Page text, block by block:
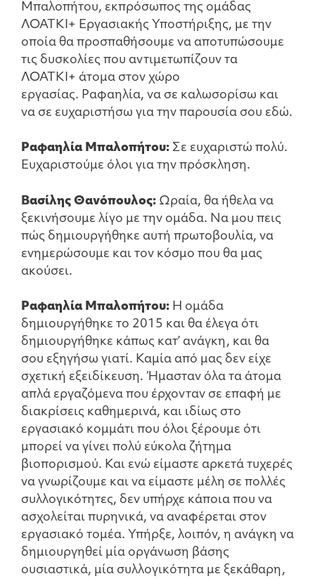
Μπαλοπήτου, εκπρόσωπος της ομάδας
ΛΟΑΤΚΙ+ Εργασιακής Υποστήριξης, με την
οποία θα προσπαθήσουμε να αποτυπώσουμε
τις δυσκολίες που αντιμετωπίζουν τα
ΛΟΑΤΚΙ+ άτομα στον χώρο
εργασίας. Ραφαηλία, να σε καλωσορίσω και
να σε ευχαριστήσω για την παρουσία σου εδώ.
Ραφαηλία Μπαλοπήτου: Σε ευχαριστώ πολύ.
Ευχαριστούμε όλοι για την πρόσκληση.
Βασίλης Θανόπουλος: Ωραία, θα ήθελα να
ξεκινήσουμε λίγο με την ομάδα. Να μου πεις
πώς δημιουργήθηκε αυτή πρωτοβουλία, να
ενημερώσουμε και τον κόσμο που θα μας
ακούσει.
Ραφαηλία Μπαλοπήτου: Η ομάδα
δημιουργήθηκε το 2015 και θα έλεγα ότι
δημιουργήθηκε κάπως κατ’ ανάγκη, και θα
σου εξηγήσω γιατί. Καμία από μας δεν είχε
σχετική εξειδίκευση. Ήμασταν όλα τα άτομα
απλά εργαζόμενα που έρχονταν σε επαφή με
διακρίσεις καθημερινά, και ιδίως στο
εργασιακό κομμάτι που όλοι ξέρουμε ότι
μπορεί να γίνει πολύ εύκολα ζήτημα
βιοπορισμού. Και ενώ είμαστε αρκετά τυχερές
να γνωρίζουμε και να είμαστε μέλη σε πολλές
συλλογικότητες, δεν υπήρχε κάποια που να
ασχολείται πυρηνικά, να αναφέρεται στον
εργασιακό τομέα. Υπήρξε, λοιπόν, η ανάγκη να
δημιουργηθεί μία οργάνωση βάσης
ουσιαστικά, μία συλλογικότητα με ξεκάθαρη,